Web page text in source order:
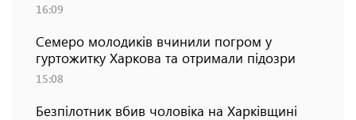
16:09
Семеро молодиків вчинили погром у
гуртожитку Харкова та отримали підозри
15:08
Безпілотник вбив чоловіка на Харківщині